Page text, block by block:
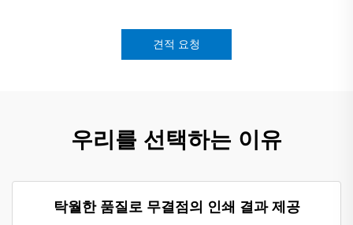
견적 요청
우리를 선택하는 이유
탁월한 품질로 무결점의 인쇄 결과 제공